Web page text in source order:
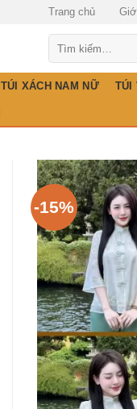
Trang chủ
kiếm:
TÚI XÁCH NAM NỮ TÚI
-15%